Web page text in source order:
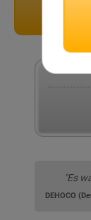
"Es
DEHOCO